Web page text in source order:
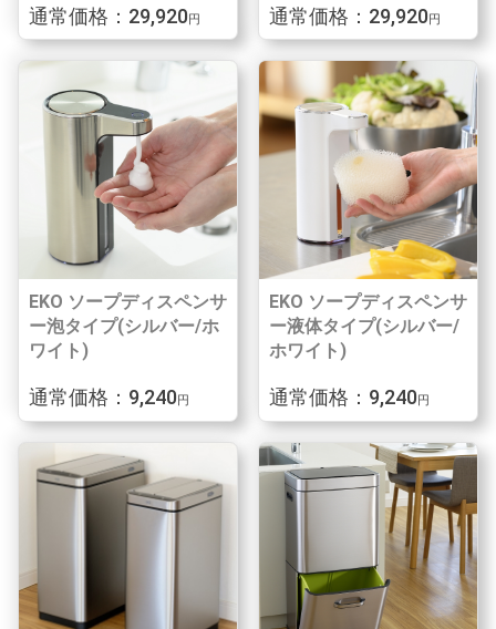
通常価格：29,920円 通常価格：29,920円
EKO ソープディスペンサ
ー泡タイプ(シルバー/ホ
ワイト)
通常価格：9,240円
EKO ソープディスペンサ
ー液体タイプ(シルバー/
ホワイト)
通常価格：9,240円